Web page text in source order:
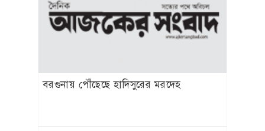
বরগুনায় পৌঁছেছে হাদিসুরের মরদেহ